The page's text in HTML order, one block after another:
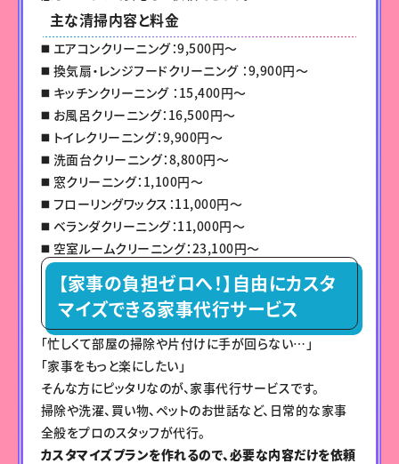
主な清掃内容と料金
◼️ エアコンクリーニング：9,500円〜
◼️ 換気扇・レンジフードクリーニング ：9,900円～
◼️ キッチンクリーニング ：15,400円〜
◼️ お風呂クリーニング：16,500円～
◼️ トイレクリーニング：9,900円〜
◼️ 洗面台クリーニング：8,800円〜
◼️ 窓クリーニング：1,100円〜
◼️ フローリングワックス：11,000円〜
◼️ ベランダクリーニング：11,000円〜
◼️ 空室ルームクリーニング：23,100円〜
【家事の負担ゼロへ！】自由にカスタ
マイズできる家事代行サービス
「忙しくて部屋の掃除や片付けに手が回らない…」
「家事をもっと楽にしたい」
そんな方にピッタリなのが、家事代行サービスです。
掃除や洗濯、買い物、ペットのお世話など、日常的な家事
全般をプロのスタッフが代行。
カスタマイズプランを作れるので、必要な内容だけを依頼